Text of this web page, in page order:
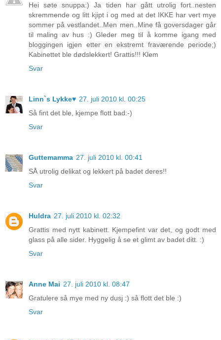
Hei søte snuppa:) Ja tiden har gått utrolig fort..nesten
skremmende og litt kjipt i og med at det IKKE har vert mye
sommer på vestlandet..Men men..Mine få goversdager går
til maling av hus :) Gleder meg til å komme igang med
bloggingen igjen etter en ekstremt fraværende periode;)
Kabinettet ble dødslekkert! Grattis!!! Klem
Svar
Linn`s Lykke♥ 27. juli 2010 kl. 00:25
Så fint det ble, kjempe flott bad:-)
Svar
Guttemamma 27. juli 2010 kl. 00:41
SÅ utrolig delikat og lekkert på badet deres!!
Svar
Huldra 27. juli 2010 kl. 02:32
Grattis med nytt kabinett. Kjempefint var det, og godt med
glass på alle sider. Hyggelig å se et glimt av badet ditt. :)
Svar
Anne Mai 27. juli 2010 kl. 08:47
Gratulere så mye med ny dusj :) så flott det ble :)
Svar